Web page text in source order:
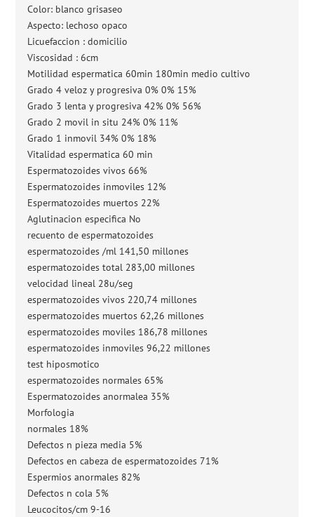
Color: blanco grisaseo
Aspecto: lechoso opaco
Licuefaccion : domicilio
Viscosidad : 6cm
Motilidad espermatica 60min 180min medio cultivo
Grado 4 veloz y progresiva 0% 0% 15%
Grado 3 lenta y progresiva 42% 0% 56%
Grado 2 movil in situ 24% 0% 11%
Grado 1 inmovil 34% 0% 18%
Vitalidad espermatica 60 min
Espermatozoides vivos 66%
Espermatozoides inmoviles 12%
Espermatozoides muertos 22%
Aglutinacion especifica No
recuento de espermatozoides
espermatozoides /ml 141,50 millones
espermatozoides total 283,00 millones
velocidad lineal 28u/seg
espermatozoides vivos 220,74 millones
espermatozoides muertos 62,26 millones
espermatozoides moviles 186,78 millones
espermatozoides inmoviles 96,22 millones
test hiposmotico
espermatozoides normales 65%
Espermatozoides anormalea 35%
Morfologia
normales 18%
Defectos n pieza media 5%
Defectos en cabeza de espermatozoides 71%
Espermios anormales 82%
Defectos n cola 5%
Leucocitos/cm 9-16